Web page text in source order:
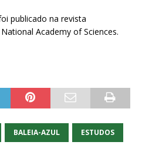
publicado na revista
Academy of Sciences.
BALEIA-AZUL ESTUDOS